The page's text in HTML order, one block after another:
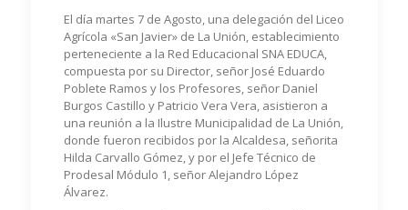
El día martes 7 de Agosto, una delegación del Liceo
Agrícola «San Javier» de La Unión, establecimiento
perteneciente a la Red Educacional SNA EDUCA,
compuesta por su Director, señor José Eduardo
Poblete Ramos y los Profesores, señor Daniel
Burgos Castillo y Patricio Vera Vera, asistieron a
una reunión a la Ilustre Municipalidad de La Unión,
donde fueron recibidos por la Alcaldesa, señorita
Hilda Carvallo Gómez, y por el Jefe Técnico de
Prodesal Módulo 1, señor Alejandro López
Álvarez.